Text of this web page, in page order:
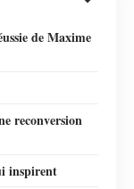
de Maxime
reconversion
inspirent